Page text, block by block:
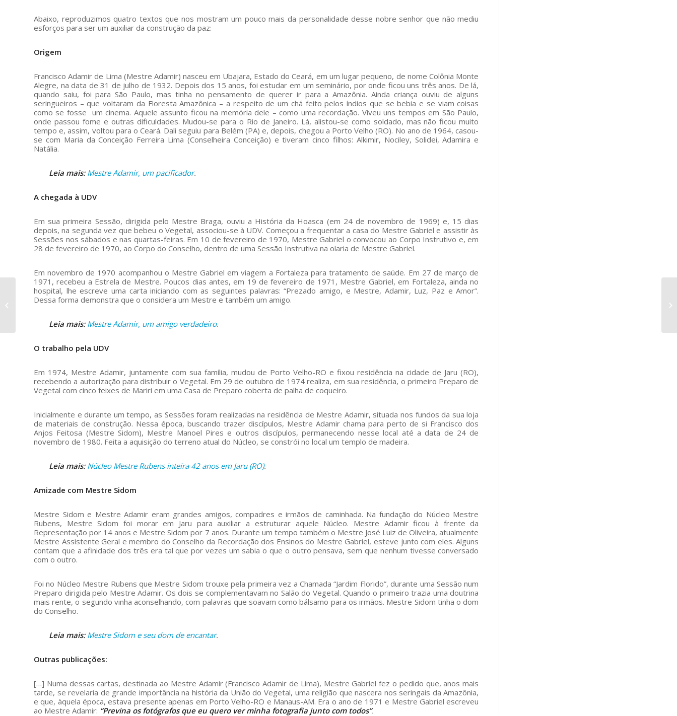
Abaixo, reproduzimos quatro textos que nos mostram um pouco mais da personalidade desse nobre senhor que não mediu
esforços para ser um auxiliar da construção da paz:
Origem
Francisco Adamir de Lima (Mestre Adamir) nasceu em Ubajara, Estado do Ceará, em um lugar pequeno, de nome Colônia Monte
Alegre, na data de 31 de julho de 1932. Depois dos 15 anos, foi estudar em um seminário, por onde ficou uns três anos. De lá,
quando saiu, foi para São Paulo, mas tinha no pensamento de querer ir para a Amazônia. Ainda criança ouviu de alguns
seringueiros – que voltaram da Floresta Amazônica – a respeito de um chá feito pelos índios que se bebia e se viam coisas
como se fosse um cinema. Aquele assunto ficou na memória dele – como uma recordação. Viveu uns tempos em São Paulo,
onde passou fome e outras dificuldades. Mudou-se para o Rio de Janeiro. Lá, alistou-se como soldado, mas não ficou muito
tempo e, assim, voltou para o Ceará. Dali seguiu para Belém (PA) e, depois, chegou a Porto Velho (RO). No ano de 1964, casou-
se com Maria da Conceição Ferreira Lima (Conselheira Conceição) e tiveram cinco filhos: Alkimir, Nociley, Solidei, Adamira e
Natália.
Leia mais: Mestre Adamir, um pacificador.
A chegada à UDV
Em sua primeira Sessão, dirigida pelo Mestre Braga, ouviu a História da Hoasca (em 24 de novembro de 1969) e, 15 dias
depois, na segunda vez que bebeu o Vegetal, associou-se à UDV. Começou a frequentar a casa do Mestre Gabriel e assistir às
Sessões nos sábados e nas quartas-feiras. Em 10 de fevereiro de 1970, Mestre Gabriel o convocou ao Corpo Instrutivo e, em
28 de fevereiro de 1970, ao Corpo do Conselho, dentro de uma Sessão Instrutiva na olaria de Mestre Gabriel.
Em novembro de 1970 acompanhou o Mestre Gabriel em viagem a Fortaleza para tratamento de saúde. Em 27 de março de
1971, recebeu a Estrela de Mestre. Poucos dias antes, em 19 de fevereiro de 1971, Mestre Gabriel, em Fortaleza, ainda no
hospital, lhe escreve uma carta iniciando com as seguintes palavras: “Prezado amigo, e Mestre, Adamir, Luz, Paz e Amor”.
Dessa forma demonstra que o considera um Mestre e também um amigo.
Leia mais: Mestre Adamir, um amigo verdadeiro.
O trabalho pela UDV
Em 1974, Mestre Adamir, juntamente com sua família, mudou de Porto Velho-RO e fixou residência na cidade de Jaru (RO),
recebendo a autorização para distribuir o Vegetal. Em 29 de outubro de 1974 realiza, em sua residência, o primeiro Preparo de
Vegetal com cinco feixes de Mariri em uma Casa de Preparo coberta de palha de coqueiro.
Inicialmente e durante um tempo, as Sessões foram realizadas na residência de Mestre Adamir, situada nos fundos da sua loja
de materiais de construção. Nessa época, buscando trazer discípulos, Mestre Adamir chama para perto de si Francisco dos
Anjos Feitosa (Mestre Sidom), Mestre Manoel Pires e outros discípulos, permanecendo nesse local até a data de 24 de
novembro de 1980. Feita a aquisição do terreno atual do Núcleo, se constrói no local um templo de madeira.
Leia mais: Núcleo Mestre Rubens inteira 42 anos em Jaru (RO).
Amizade com Mestre Sidom
Mestre Sidom e Mestre Adamir eram grandes amigos, compadres e irmãos de caminhada. Na fundação do Núcleo Mestre
Rubens, Mestre Sidom foi morar em Jaru para auxiliar a estruturar aquele Núcleo. Mestre Adamir ficou à frente da
Representação por 14 anos e Mestre Sidom por 7 anos. Durante um tempo também o Mestre José Luiz de Oliveira, atualmente
Mestre Assistente Geral e membro do Conselho da Recordação dos Ensinos do Mestre Gabriel, esteve junto com eles. Alguns
contam que a afinidade dos três era tal que por vezes um sabia o que o outro pensava, sem que nenhum tivesse conversado
com o outro.
Foi no Núcleo Mestre Rubens que Mestre Sidom trouxe pela primeira vez a Chamada “Jardim Florido”, durante uma Sessão num
Preparo dirigida pelo Mestre Adamir. Os dois se complementavam no Salão do Vegetal. Quando o primeiro trazia uma doutrina
mais rente, o segundo vinha aconselhando, com palavras que soavam como bálsamo para os irmãos. Mestre Sidom tinha o dom
do Conselho.
Leia mais: Mestre Sidom e seu dom de encantar.
Outras publicações:
[…] Numa dessas cartas, destinada ao Mestre Adamir (Francisco Adamir de Lima), Mestre Gabriel fez o pedido que, anos mais
tarde, se revelaria de grande importância na história da União do Vegetal, uma religião que nascera nos seringais da Amazônia,
e que, àquela época, estava presente apenas em Porto Velho-RO e Manaus-AM. Era o ano de 1971 e Mestre Gabriel escreveu
ao Mestre Adamir: “Previna os fotógrafos que eu quero ver minha fotografia junto com todos”.
História da Hoasca
ontem e hoje: 65 anos